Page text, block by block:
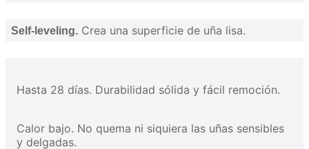
Self-leveling. Crea una superficie de uña lisa.
Hasta 28 días. Durabilidad sólida y fácil remoción.
Calor bajo. No quema ni siquiera las uñas sensibles
y delgadas.